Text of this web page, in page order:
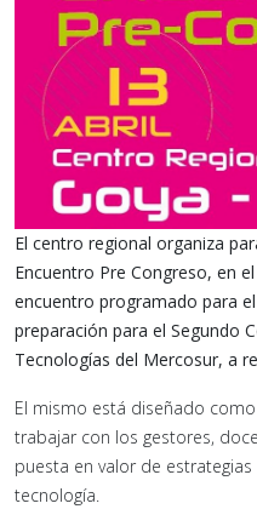
El centro regional organiza
Encuentro Pre Congreso, en
encuentro programado para
preparación para el Segundo
Tecnologías del Mercosur, a
El mismo está diseñado
trabajar con los gestores,
puesta en valor de
tecnología.